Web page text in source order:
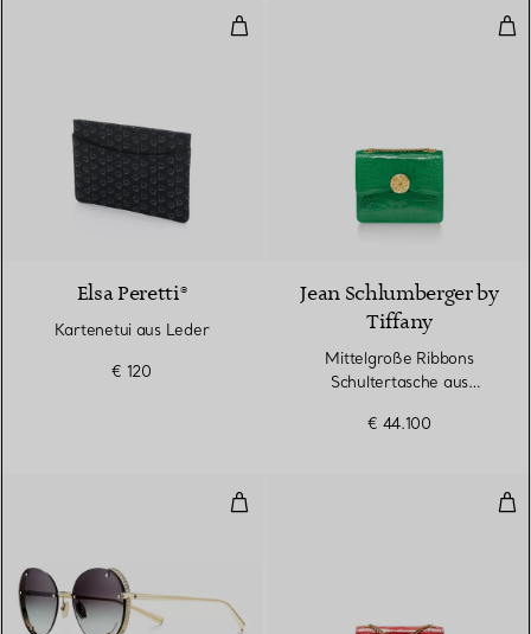
Kartenetui aus Leder
Elsa Peretti®
Kartenetui aus Leder
€ 120
Jean Schlumberger by
Tiffany
Mittelgroße Ribbons
Schultertasche aus
€ 44.100
Sonnenbrille aus vergoldetem